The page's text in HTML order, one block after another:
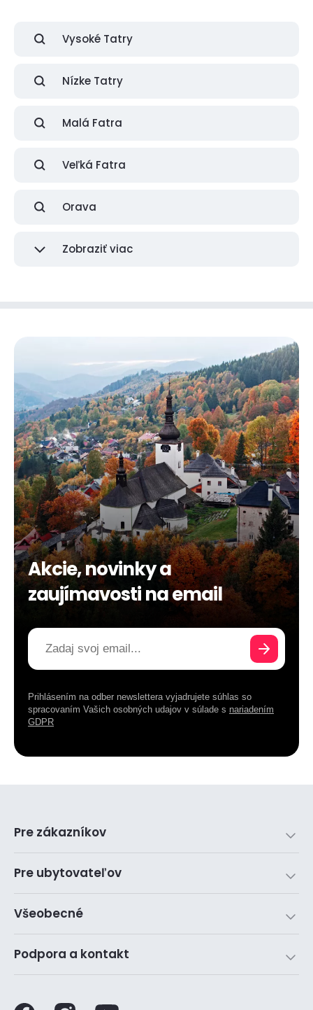
Vysoké Tatry
Nízke Tatry
Malá Fatra
Veľká Fatra
Orava
Zobraziť viac
Akcie, novinky a
zaujímavosti na email
Prihlásením na odber newslettera vyjadrujete súhlas so
spracovaním Vašich osobných udajov v súlade s nariadením
GDPR
Pre zákazníkov
Pre ubytovateľov
Všeobecné
Podpora a kontakt